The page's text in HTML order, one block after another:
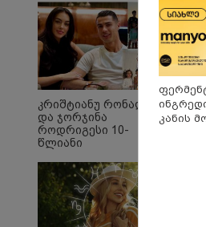
კრიშტიანუ რონალდუ
და ჯორჯინა
როდრიგესი 10-
წლიანი
შემდეგ
ქორწინდებიან -
ქორწილის პირველი
დეტალები
კანის